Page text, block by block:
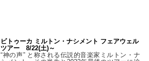
ビトゥーカ ミルトン・ナシメント フェアウェル
ツアー 8/22(土)～
“神の声” と称される伝説的音楽家ミルトン・ナ